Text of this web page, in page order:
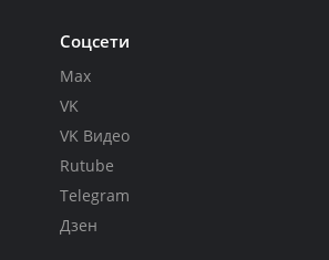
Соцсети
Max
VK
VK Видео
Rutube
Telegram
Дзен